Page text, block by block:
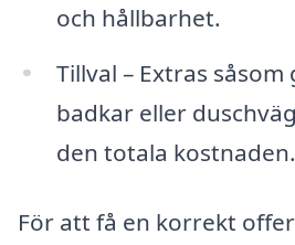
och hållbarhet.
Tillval – Extras
badkar eller
den totala kostnaden.
För att få en korrekt